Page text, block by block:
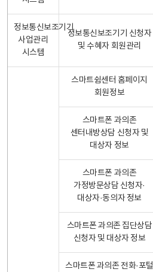
정보통신보조기기
사업관리
시스템
정보통신보조기기 신청자
및 수혜자 회원관리
스마트쉼센터 홈페이지
회원정보
스마트폰 과의존
센터내방상담 신청자 및
대상자 정보
스마트폰 과의존
가정방문상담 신청자·
대상자·동의자 정보
스마트폰 과의존 집단상담
신청자 및 대상자 정보
스마트폰 과의존 전화·포털